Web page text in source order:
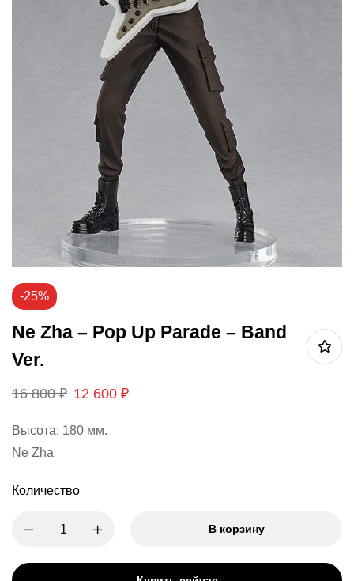
-25%
Ne Zha – Pop Up Parade – Band
Ver.
16 800₽ 12 600 ₽
Высота: 180 мм.
Ne Zha
Количество
В корзину